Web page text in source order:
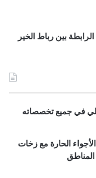
بين رباط الخير
في جميع تخصصاته
الحارة مع زخات